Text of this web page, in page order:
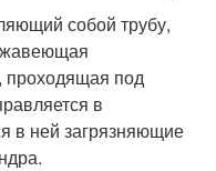
собой трубу,
проходящая под
в
в ней загрязняющие